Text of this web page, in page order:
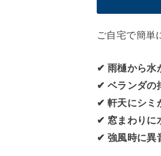
ご自宅で簡単
✔ 雨樋から水
✔ ベランダの
✔ 軒天にシミ
✔ 窓まわりに
✔ 強風時に異